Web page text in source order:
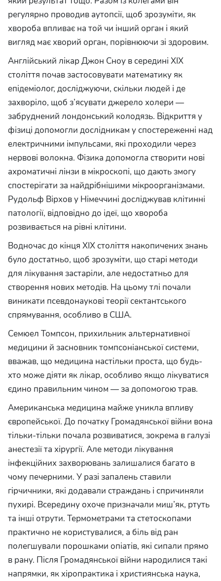
регулярно проводив аутопсії, щоб зрозуміти, як
хвороба впливає на той чи інший орган і який
вигляд має хворий орган, порівнюючи зі здоровим.
Англійський лікар Джон Сноу в середині XIX
століття почав застосовувати математику як
епідеміолог, досліджуючи, скільки людей і де
захворіло, щоб з’ясувати джерело холери —
забруднений лондонський колодязь. Відкриття у
фізиці допомогли дослідникам у спостереженні над
електричними імпульсами, які проходили через
нервові волокна. Фізика допомогла створити нові
ахроматичні лінзи в мікроскопі, що дають змогу
спостерігати за найдрібнішими мікроорганізмами.
Рудольф Вірхов у Німеччині досліджував клітинні
патології, відповідно до ідеї, що хвороба
розвивається на рівні клітини.
Водночас до кінця XIX століття накопичених знань
було достатньо, щоб зрозуміти, що старі методи
для лікування застаріли, але недостатньо для
створення нових методів. На цьому тлі почали
виникати псевдонаукові теорії сектантського
спрямування, особливо в США.
Семюел Томпсон, прихильник альтернативної
медицини й засновник томпсоніанської системи,
вважав, що медицина настільки проста, що будь-
хто може діяти як лікар, особливо якщо лікуватися
єдино правильним чином — за допомогою трав.
Американська медицина майже уникла впливу
європейської. До початку Громадянської війни вона
тільки-тільки почала розвиватися, зокрема в галузі
анестезії та хірургії. Але методи лікування
інфекційних захворювань залишалися багато в
чому печерними. У разі запалень ставили
гірчичники, які додавали страждань і спричиняли
пухирі. Всередину охоче призначали миш’як, ртуть
та інші отрути. Термометрами та стетоскопами
практично не користувалися, а біль від ран
полегшували порошками опіатів, які сипали прямо
в рану. Після Громадянської війни народилися такі
напрямки, як хіропрактика і християнська наука,